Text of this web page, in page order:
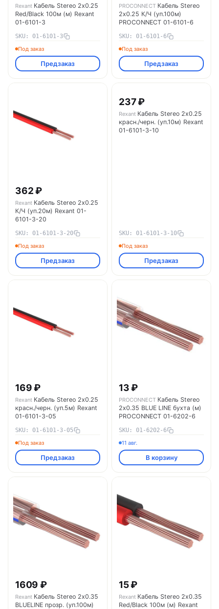
Rexant Кабель Stereo 2х0.25
Red/Black 100м (м) Rexant
01-6101-3
SKU: 01-6101-3
Под заказ
Предзаказ
PROCONNECT Кабель Stereo
2х0.25 К/Ч (уп.100м)
PROCONNECT 01-6101-6
SKU: 01-6101-6
Под заказ
Предзаказ
362 ₽
Rexant Кабель Stereo 2х0.25
К/Ч (уп.20м) Rexant 01-
6101-3-20
SKU: 01-6101-3-20
Под заказ
Предзаказ
237 ₽
Rexant Кабель Stereo 2х0.25
красн./черн. (уп.10м) Rexant
01-6101-3-10
SKU: 01-6101-3-10
Под заказ
Предзаказ
169 ₽
Rexant Кабель Stereo 2х0.25
красн./черн. (уп.5м) Rexant
01-6101-3-05
SKU: 01-6101-3-05
Под заказ
Предзаказ
13 ₽
PROCONNECT Кабель Stereo
2х0.35 BLUE LINE бухта (м)
PROCONNECT 01-6202-6
SKU: 01-6202-6
11 авг.
В корзину
1609 ₽
Rexant Кабель Stereo 2х0.35
BLUELINE прозр. (уп.100м)
15 ₽
Rexant Кабель Stereo 2х0.35
Red/Black 100м (м) Rexant